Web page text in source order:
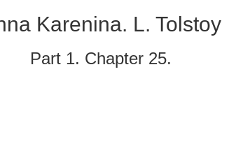
Karenina. L. Tolstoy
Part 1. Chapter 25.